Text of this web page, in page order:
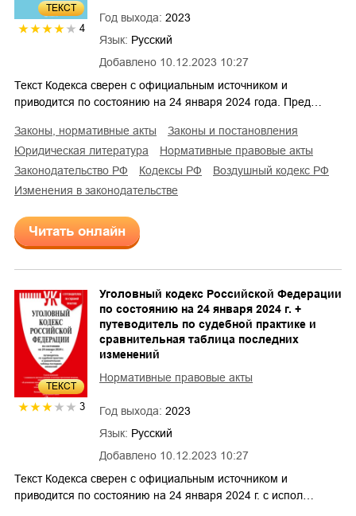
ТЕКСТ
4
Добавлено 10.12.2023 10:27
Год выхода: 2023
Язык: Русский
Текст Кодекса сверен с официальным источником и
приводится по состоянию на 24 января 2024 года. Пред…
законы, нормативные акты
законы и постановления
юридическая литература
нормативные правовые акты
законодательство РФ
кодексы РФ
Воздушный кодекс РФ
изменения в законодательстве
Читать онлайн
ТЕКСТ
3
Добавлено 10.12.2023 10:27
Уголовный кодекс Российской Федерации
по состоянию на 24 января 2024 г. +
путеводитель по судебной практике и
сравнительная таблица последних
изменений
Нормативные правовые акты
Год выхода: 2023
Язык: Русский
Текст Кодекса сверен с официальным источником и
приводится по состоянию на 24 января 2024 г. с испол…